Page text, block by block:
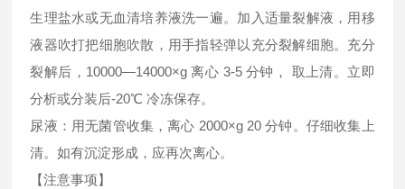
生理盐水或无血清培养液洗一遍。加入适量裂解液，用移
液器吹打把细胞吹散，用手指轻弹以充分裂解细胞。充分
裂解后，10000—14000×g 离心 3-5 分钟， 取上清。立即
分析或分装后-20℃ 冷冻保存。
尿液：用无菌管收集，离心 2000×g 20 分钟。仔细收集上
清。如有沉淀形成，应再次离心。
【注意事项】